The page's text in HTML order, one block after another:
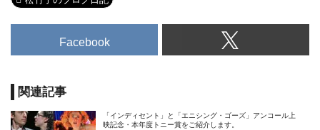
Facebook
関連記事
「インディセント」と「エニシング・ゴーズ」アンコール上
映記念・本年度トニー賞をご紹介します。